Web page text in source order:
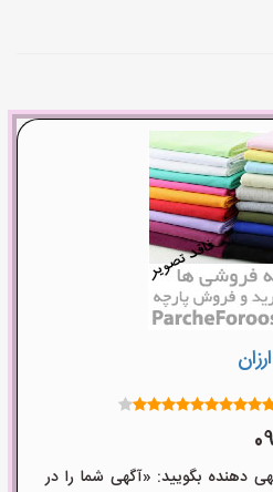
دهنده بگویید: «آگهی شما را در